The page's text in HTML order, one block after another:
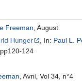
Freeman , August
Hunger , In: Paul L.
124
, Avril, Vol 34, n°4